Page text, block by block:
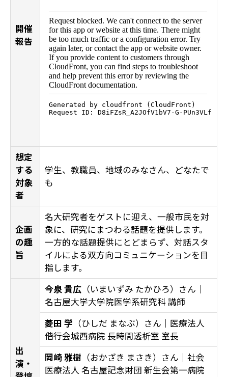
開催
報告
想定
する
対象
者
学生、教職員、地域のみなさん、どなたで
も
企画
の趣
旨
名大研究者をゲストに迎え、一般市民を対
象に、研究にまつわる話題を提供します。
一方的な話題提供にとどまらず、対話スタ
イルによる双方向コミュニケーションを目
指します。
出
演・
今泉 貴広（いまいずみ たかひろ）さん｜
名古屋大学大学院医学系研究科 講師
菱田 学 （ひしだ まなぶ）さん｜医療法人
偕行会城西病院 長時間透析室 室長
岡崎 雅樹 （おかざき まさき）さん｜社会
医療法人 名古屋記念財団 新生会第一病院